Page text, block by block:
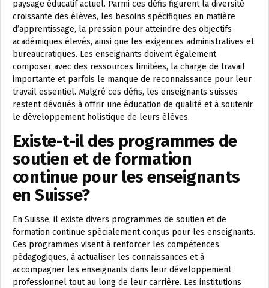
paysage éducatif actuel. Parmi ces défis figurent la diversité
croissante des élèves, les besoins spécifiques en matière
d’apprentissage, la pression pour atteindre des objectifs
académiques élevés, ainsi que les exigences administratives et
bureaucratiques. Les enseignants doivent également
composer avec des ressources limitées, la charge de travail
importante et parfois le manque de reconnaissance pour leur
travail essentiel. Malgré ces défis, les enseignants suisses
restent dévoués à offrir une éducation de qualité et à soutenir
le développement holistique de leurs élèves.
Existe-t-il des programmes de
soutien et de formation
continue pour les enseignants
en Suisse?
En Suisse, il existe divers programmes de soutien et de
formation continue spécialement conçus pour les enseignants.
Ces programmes visent à renforcer les compétences
pédagogiques, à actualiser les connaissances et à
accompagner les enseignants dans leur développement
professionnel tout au long de leur carrière. Les institutions